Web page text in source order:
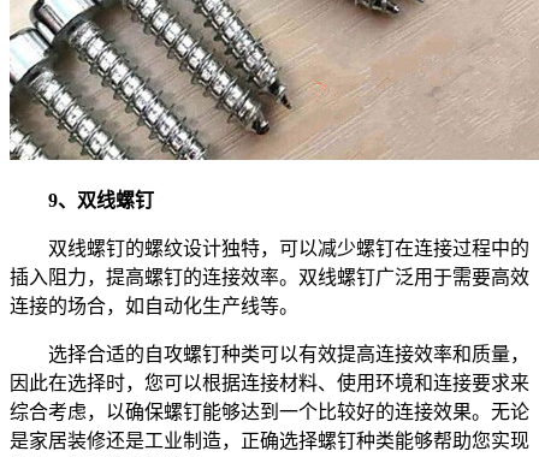
9、双线螺钉
双线螺钉的螺纹设计独特，可以减少螺钉在连接过程中的
插入阻力，提高螺钉的连接效率。双线螺钉广泛用于需要高效
连接的场合，如自动化生产线等。
选择合适的自攻螺钉种类可以有效提高连接效率和质量，
因此在选择时，您可以根据连接材料、使用环境和连接要求来
综合考虑，以确保螺钉能够达到一个比较好的连接效果。无论
是家居装修还是工业制造，正确选择螺钉种类能够帮助您实现